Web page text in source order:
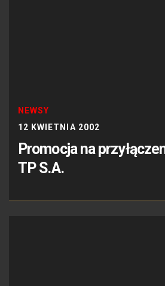
NEWSY
12 KWIETNIA 2002
Promocja na
TP S.A.